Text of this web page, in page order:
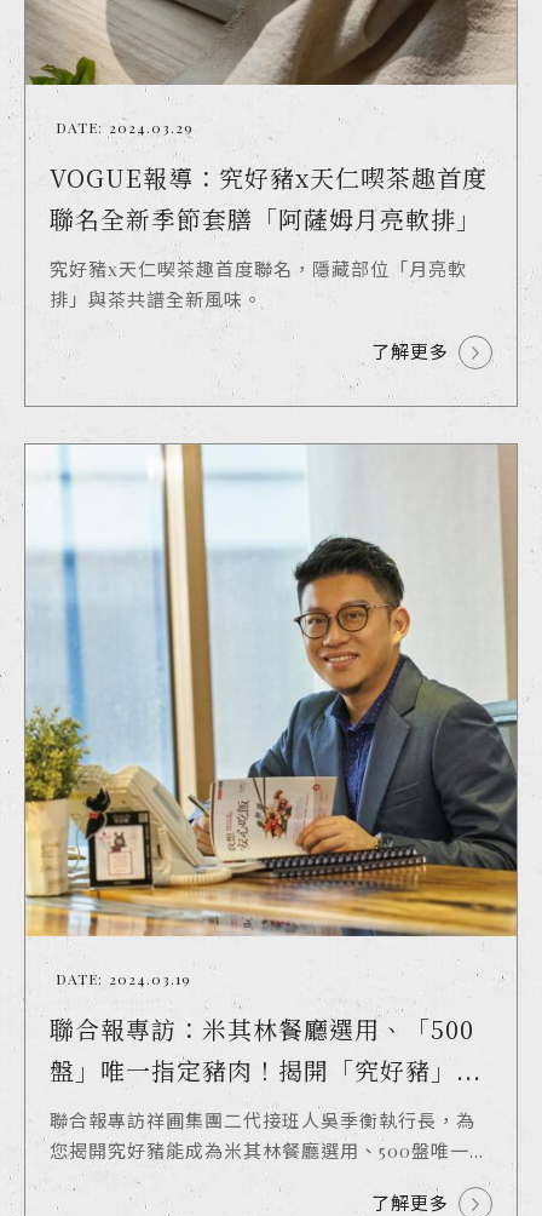
DATE: 2024.03.29
VOGUE報導：究好豬x天仁喫茶趣首度
聯名全新季節套膳「阿薩姆月亮軟排」
究好豬x天仁喫茶趣首度聯名，隱藏部位「月亮軟
排」與茶共譜全新風味。
了解更多
DATE: 2024.03.19
聯合報專訪：米其林餐廳選用、「500
盤」唯一指定豬肉！揭開「究好豬」...
聯合報專訪祥圃集團二代接班人吳季衡執行長，為
您揭開究好豬能成為米其林餐廳選用、500盤唯一...
了解更多